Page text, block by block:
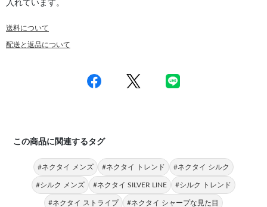
入れています。
送料について
配送と返品について
この商品に関連するタグ
#ネクタイ メンズ #ネクタイ トレンド #ネクタイ シルク
#シルク メンズ #ネクタイ SILVER LINE #シルク トレンド
#ネクタイ ストライプ #ネクタイ シャープな見た目